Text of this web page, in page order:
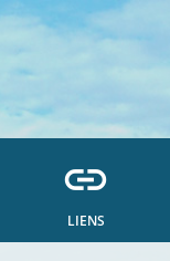
link
LIENS